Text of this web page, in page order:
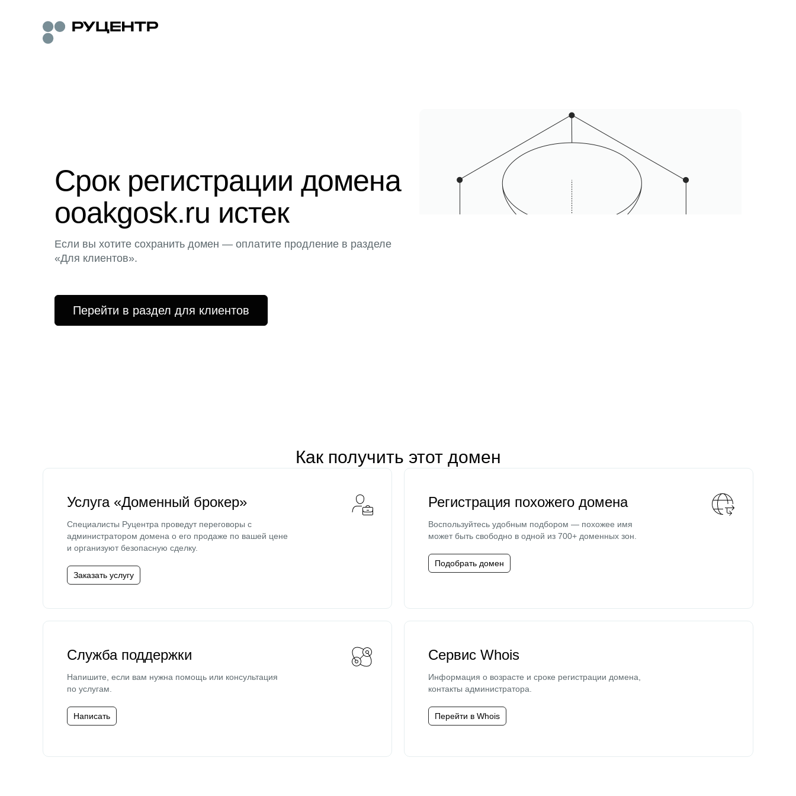
Срок регистрации домена
ooakgosk.ru истек
Если вы хотите сохранить домен — оплатите продление в разделе
«Для клиентов».
Перейти в раздел для клиентов
Как получить этот домен
Услуга «Доменный брокер»
Специалисты Руцентра проведут переговоры с
администратором домена о его продаже по вашей цене
и организуют безопасную сделку.
Заказать услугу
Регистрация похожего домена
Воспользуйтесь удобным подбором — похожее имя
может быть свободно в одной из 700+ доменных зон.
Подобрать домен
Служба поддержки
Напишите, если вам нужна помощь или консультация
по услугам.
Написать
Сервис Whois
Информация о возрасте и сроке регистрации домена,
контакты администратора.
Перейти в Whois